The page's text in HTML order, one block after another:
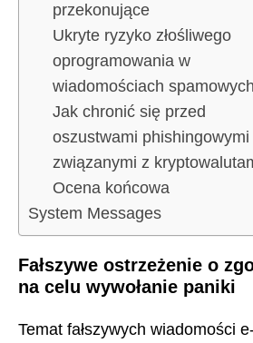
przekonujące
Ukryte ryzyko złośliwego
oprogramowania w
wiadomościach spamowych
Jak chronić się przed
oszustwami phishingowymi
związanymi z
Ocena końcowa
System Messages
Fałszywe ostrzeżenie o
na celu wywołanie paniki
Temat fałszywych wiadomości